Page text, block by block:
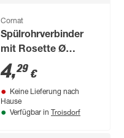
Cornat
Spülrohrverbinder
mit Rosette Ø
28/32/48 mm
4,29 €
Keine Lieferung nach
Hause
Verfügbar in Troisdorf